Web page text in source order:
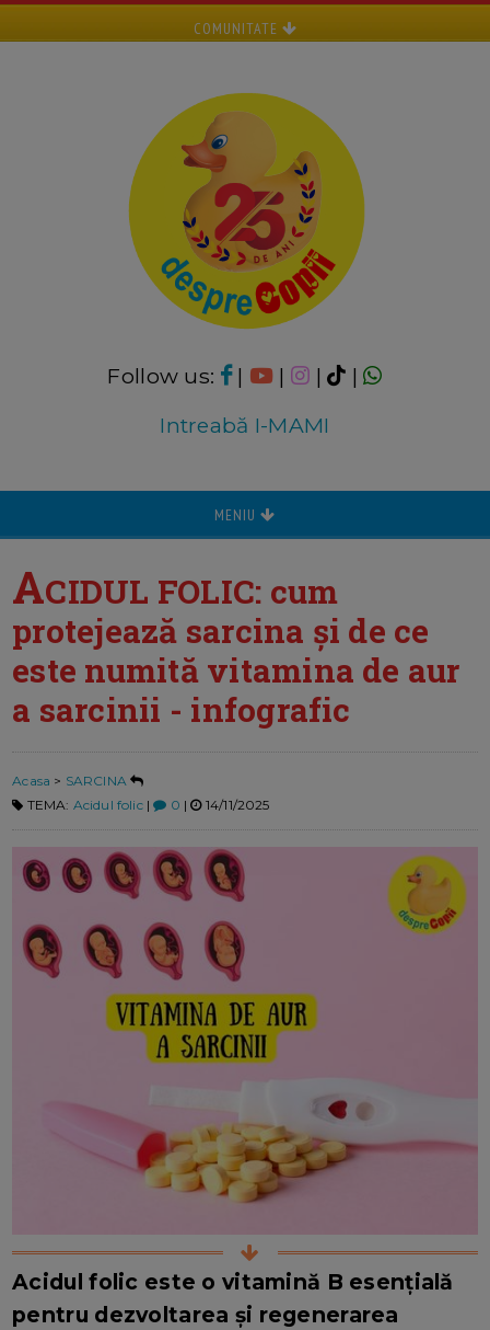
COMUNITATE
Follow us: | | |
|
Intreabă I-MAMI
MENIU
ACIDUL FOLIC: cum
protejează sarcina și de ce
este numită vitamina de aur
a sarcinii - infografic
Acasa > SARCINA
TEMA: Acidul folic| 0 | 14/11/2025
Acidul folic este o vitamină B esențială
pentru dezvoltarea și regenerarea